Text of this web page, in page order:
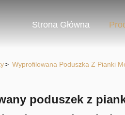
Strona Główna
> Wyprofilowana Poduszka Z Pianki
poduszek z